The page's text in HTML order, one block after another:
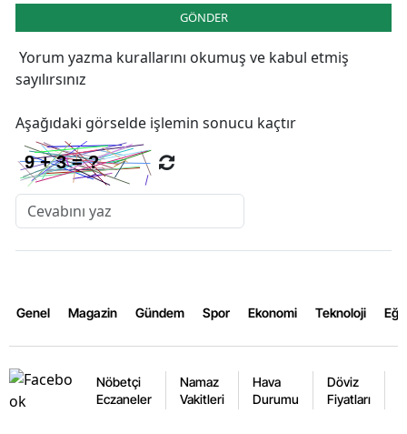
GÖNDER
Yorum yazma kurallarını okumuş ve kabul etmiş
sayılırsınız
Aşağıdaki görselde işlemin sonucu kaçtır
Genel Magazin Gündem Spor Ekonomi Teknoloji
Nöbetçi
Eczaneler
Namaz
Vakitleri
Hava
Durumu
Döviz
Fiyatları